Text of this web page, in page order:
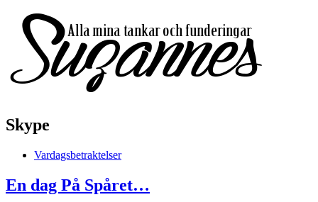
Skype
Vardagsbetraktelser
En dag På Spåret…